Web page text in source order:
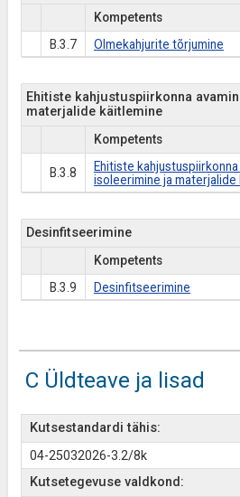
Kompetents
B.3.7
Olmekahjurite tõrjumine
Ehitiste kahjustuspiirkonna
materjalide käitlemine
Kompetents
B.3.8
Ehitiste kahjustuspiirkonna
isoleerimine ja materjalide
Desinfitseerimine
Kompetents
B.3.9
Desinfitseerimine
C Üldteave ja lisad
Kutsestandardi tähis:
04-25032026-3.2/8k
Kutsetegevuse valdkond: